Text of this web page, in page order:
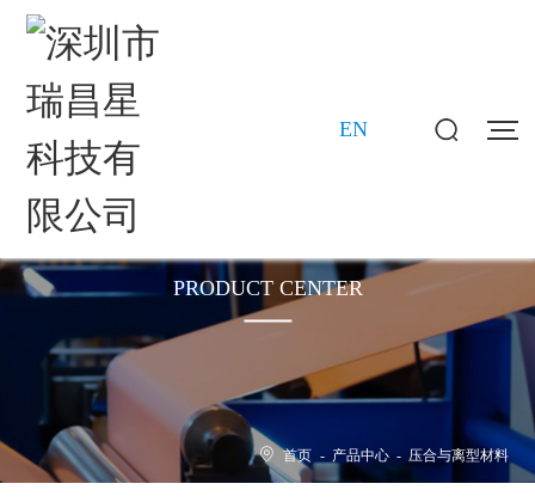
EN
PRODUCT CENTER
首页 - 产品中心 - 压合与离型材料